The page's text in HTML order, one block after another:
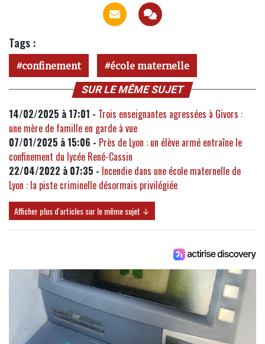
Tags :
confinement école maternelle
SUR LE MÊME SUJET
14/02/2025 à 17:01 - Trois enseignantes agressées à Givors :
une mère de famille en garde à vue
07/01/2025 à 15:06 - Près de Lyon : un élève armé entraîne le
confinement du lycée René-Cassin
22/04/2022 à 07:35 - Incendie dans une école maternelle de
Lyon : la piste criminelle désormais privilégiée
Afficher plus d'articles sur le même sujet ↓